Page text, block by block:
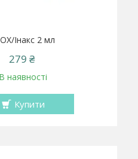
Інакс 2 мл
279 ₴
В наявності
Купити